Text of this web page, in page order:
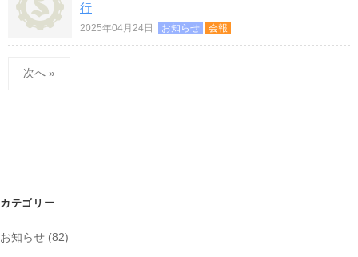
行
2025年04月24日 お知らせ 会報
ゲ
シ
次へ »
カテゴリー
お知らせ (82)